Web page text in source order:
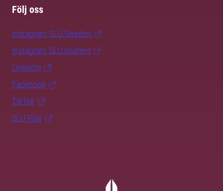
Följ oss
Instagram SLU.Sweden
Instagram SLU.student
LinkedIn
Facebook
TikTok
SLU Play